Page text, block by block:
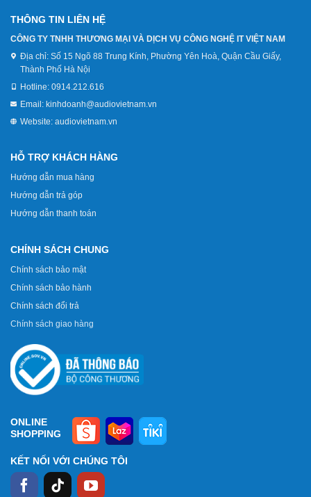
THÔNG TIN LIÊN HỆ
CÔNG TY TNHH THƯƠNG MẠI VÀ DỊCH VỤ CÔNG NGHỆ IT VIỆT NAM
Địa chỉ: Số 15 Ngõ 88 Trung Kính, Phường Yên Hoà, Quận Cầu Giấy,
Thành Phố Hà Nội
Hotline: 0914.212.616
Email: kinhdoanh@audiovietnam.vn
Website: audiovietnam.vn
HỖ TRỢ KHÁCH HÀNG
Hướng dẫn mua hàng
Hướng dẫn trả góp
Hướng dẫn thanh toán
CHÍNH SÁCH CHUNG
Chính sách bảo mật
Chính sách bảo hành
Chính sách đổi trả
Chính sách giao hàng
ONLINE
SHOPPING
KẾT NỐI VỚI CHÚNG TÔI